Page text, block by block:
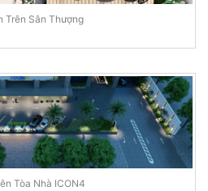
Trên Sân Thượng
Tòa Nhà ICON4